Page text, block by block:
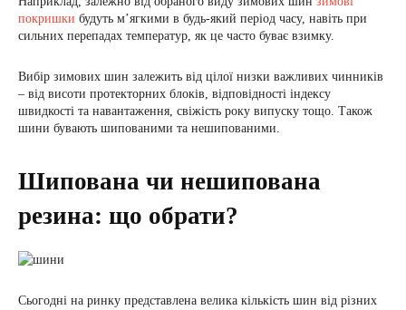
покришки будуть м’ягкими в будь-який період часу, навіть при
сильних перепадах температур, як це часто буває взимку.
Вибір зимових шин залежить від цілої низки важливих чинників
– від висоти протекторних блоків, відповідності індексу
швидкості та навантаження, свіжість року випуску тощо. Також
шини бувають шипованими та нешипованими.
Шипована чи нешипована
резина: що обрати?
Сьогодні на ринку представлена велика кількість шин від різних